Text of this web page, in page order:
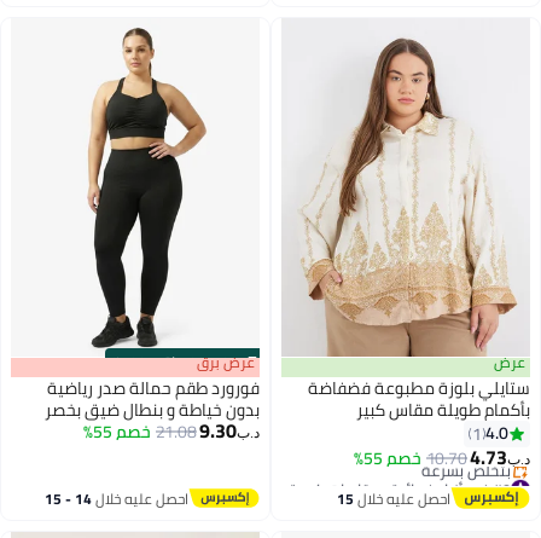
عرض
ستايلي بلوزة مطبوعة فضفاضة
بأكمام طويلة مقاس كبير
4.0
1
د.ب‏4.73
10.70خصم 55%
#9 في أزياء نسائية بمقاسات كبيرة
أقل سعر في 7 يوم
بتخلّص بسرعة
احصل عليه خلال15
اغسطس
00m:00s
·باقي 100% عرض برق
فورورد طقم حمالة صدر رياضية
بدون خياطة و بنطال ضيق بخصر
مرتفع
د.ب‏9.30
21.08خصم 55%
احصل عليه خلال 14 - 15
اغسطس